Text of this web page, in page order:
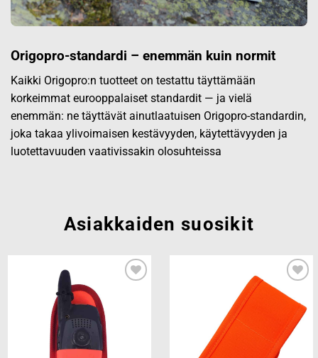
Origopro-standardi – enemmän kuin normit
Kaikki Origopro:n tuotteet on testattu täyttämään
korkeimmat eurooppalaiset standardit — ja vielä
enemmän: ne täyttävät ainutlaatuisen Origopro-standardin,
joka takaa ylivoimaisen kestävyyden, käytettävyyden ja
luotettavuuden vaativissakin olosuhteissa
Asiakkaiden suosikit
Add to
wishlist